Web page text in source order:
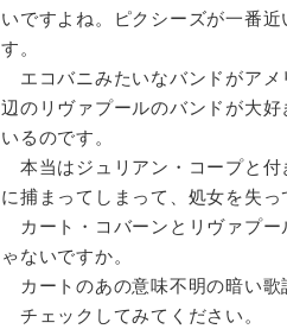
いですよね。ピクシーズが一番
す。
エコバニみたいなバンドがアメ
辺のリヴァプールのバンドが大
いるのです。
本当はジュリアン・コープと付
に捕まってしまって、処女を失っ
カート・コバーンとリヴァプー
ゃないですか。
カートのあの意味不明の暗い歌
チェックしてみてください。